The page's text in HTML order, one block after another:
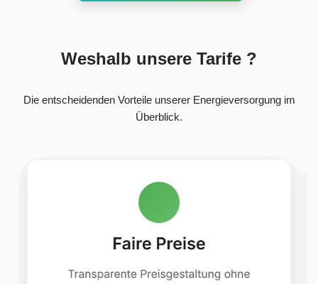
Weshalb unsere Tarife ?
Die entscheidenden Vorteile unserer Energieversorgung im
Überblick.